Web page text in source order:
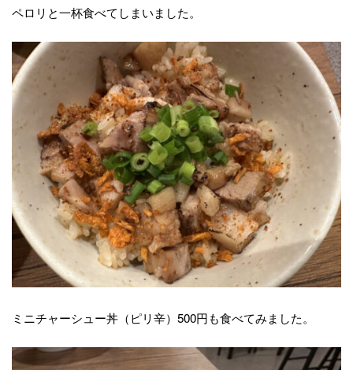
ペロリと一杯食べてしまいました。
ミニチャーシュー丼（ピリ辛）500円も食べてみました。